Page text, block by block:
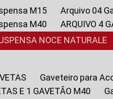
M15
Arquivo 04
M40
ARQUIVO 4
NOCE NATURALE
Gaveteiro para
E 1 GAVETÃO M40